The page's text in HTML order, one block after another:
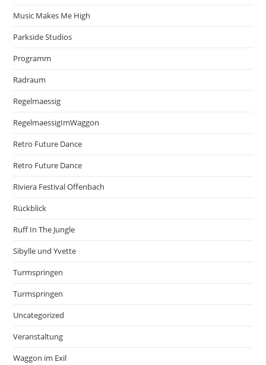
Music Makes Me High
Parkside Studios
Programm
Radraum
Regelmaessig
RegelmaessigImWaggon
Retro Future Dance
Retro Future Dance
Riviera Festival Offenbach
Rückblick
Ruff In The Jungle
Sibylle und Yvette
Turmspringen
Turmspringen
Uncategorized
Veranstaltung
Waggon im Exil